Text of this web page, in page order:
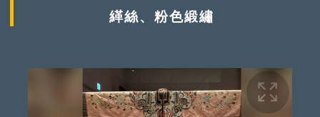
緙絲、粉色緞繡